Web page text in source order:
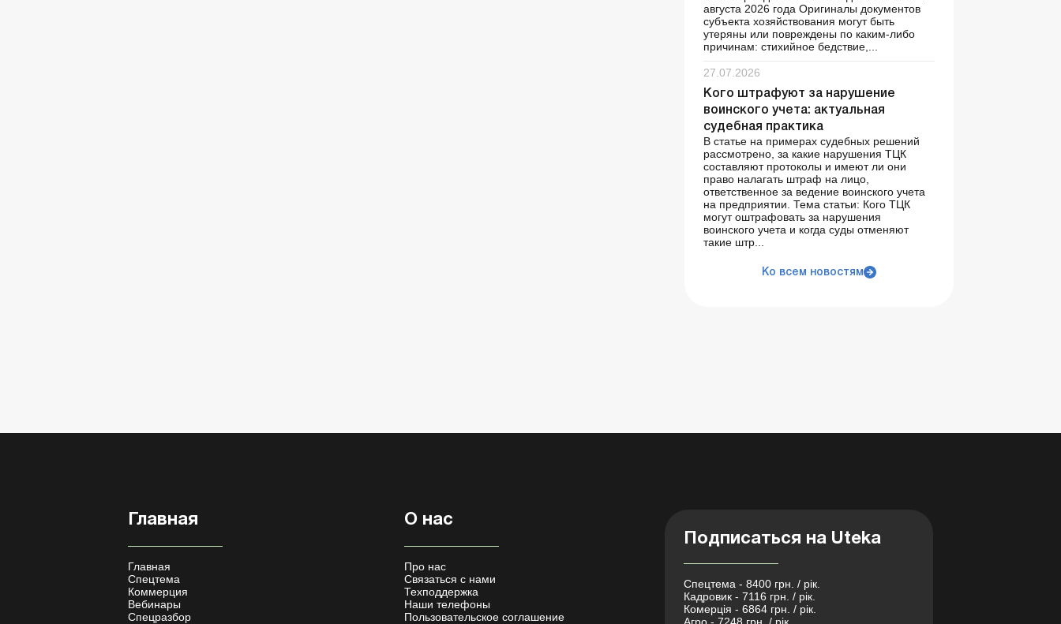
августа 2026 года Оригиналы документов
субъекта хозяйствования могут быть
утеряны или повреждены по каким-либо
причинам: стихийное бедствие,...
27.07.2026
Кого штрафуют за нарушение
воинского учета: актуальная
судебная практика
В статье на примерах судебных решений
рассмотрено, за какие нарушения ТЦК
составляют протоколы и имеют ли они
право налагать штраф на лицо,
ответственное за ведение воинского учета
на предприятии. Тема статьи: Кого ТЦК
могут оштрафовать за нарушения
воинского учета и когда суды отменяют
такие штр...
Ко всем новостям
Главная
Главная
Спецтема
Коммерция
Вебинары
Спецразбор
О нас
Про нас
Связаться с нами
Техподдержка
Наши телефоны
Пользовательское соглашение
Подписаться на Uteka
Спецтема - 8400 грн. / рік.
Кадровик - 7116 грн. / рік.
Комерція - 6864 грн. / рік.